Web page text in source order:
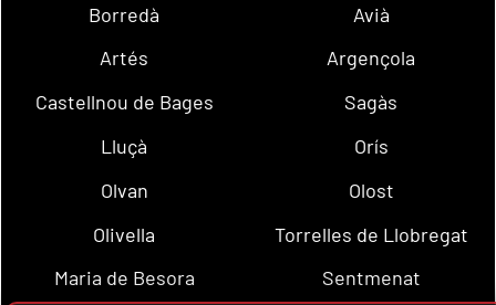
Borredà
Avià
Artés
Argençola
Castellnou de Bages
Sagàs
Lluçà
Orís
Olvan
Olost
Olivella
Torrelles de Llobregat
Maria de Besora
Sentmenat